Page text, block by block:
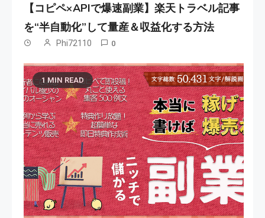
【コピペ×APIで爆速副業】楽天トラベル記事
を“半自動化”して量産＆収益化する方法
Phi72110 0
1 MIN READ